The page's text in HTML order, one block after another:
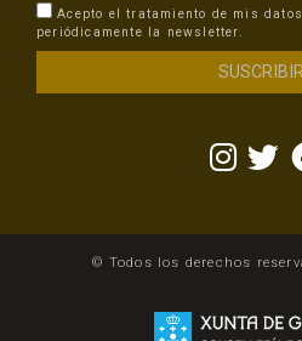
Acepto el tratamiento de mis
periódicamente la newsletter.
© Todos los derechos